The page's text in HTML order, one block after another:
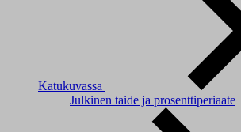
Katukuvassa
Julkinen taide ja prosenttiperiaate